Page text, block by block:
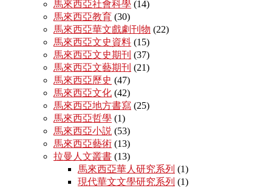
馬來西亞社會科學 (14)
馬來西亞教育 (30)
馬來西亞華文戲劇刊物 (22)
馬來西亞文史資料 (15)
馬來西亞文史期刊 (37)
馬來西亞文藝期刊 (21)
馬來西亞歷史 (47)
馬來西亞文化 (42)
馬來西亞地方書寫 (25)
馬來西亞哲學 (1)
馬來西亞小説 (53)
馬來西亞藝術 (13)
拉曼人文叢書 (13)
馬來西亞華人研究系列 (1)
現代華文文學研究系列 (1)